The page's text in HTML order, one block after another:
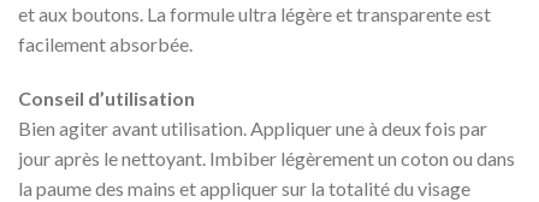
et aux boutons. La formule ultra légère et transparente est
facilement absorbée.
Conseil d’utilisation
Bien agiter avant utilisation. Appliquer une à deux fois par
jour après le nettoyant. Imbiber légèrement un coton ou dans
la paume des mains et appliquer sur la totalité du visage